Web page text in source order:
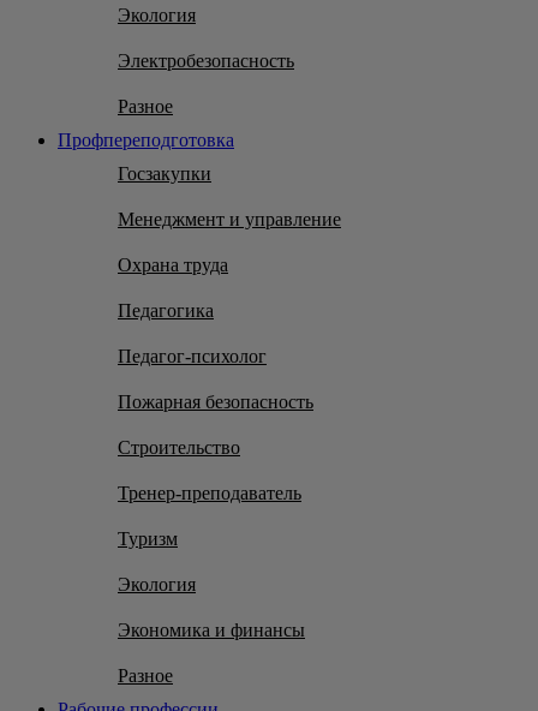
Экология
Электробезопасность
Разное
Профпереподготовка
Госзакупки
Менеджмент и управление
Охрана труда
Педагогика
Педагог-психолог
Пожарная безопасность
Строительство
Тренер-преподаватель
Туризм
Экология
Экономика и финансы
Разное